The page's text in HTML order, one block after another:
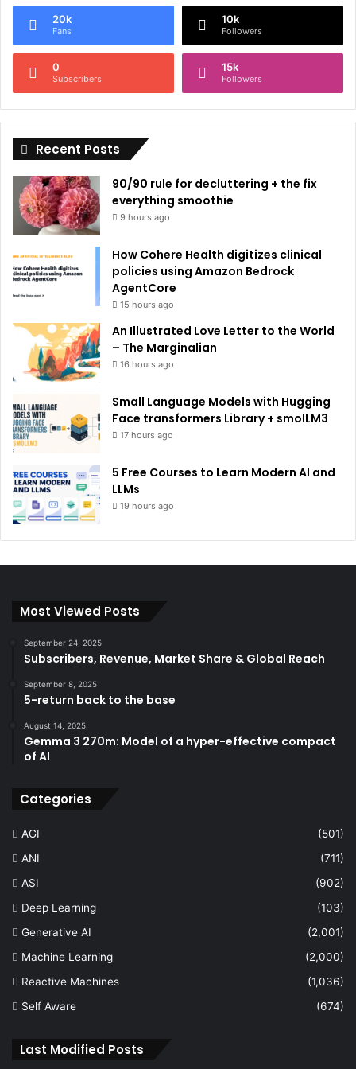
e
n
i
e
20k
Fans
10k
Followers
0
Subscribers
15k
Followers
Recent Posts
90/90 rule for decluttering + the fix
everything smoothie
9 hours ago
How Cohere Health digitizes clinical
policies using Amazon Bedrock
AgentCore
15 hours ago
An Illustrated Love Letter to the World
– The Marginalian
16 hours ago
Small Language Models with Hugging
Face transformers Library + smolLM3
17 hours ago
5 Free Courses to Learn Modern AI and
LLMs
19 hours ago
Most Viewed Posts
September 24, 2025
Subscribers, Revenue, Market Share & Global Reach
September 8, 2025
5-return back to the base
August 14, 2025
Gemma 3 270m: Model of a hyper-effective compact
of AI
Categories
AGI
(501)
ANI
(711)
ASI
(902)
Deep Learning
(103)
Generative AI
(2,001)
Machine Learning
(2,000)
Reactive Machines
(1,036)
Self Aware
(674)
Last Modified Posts